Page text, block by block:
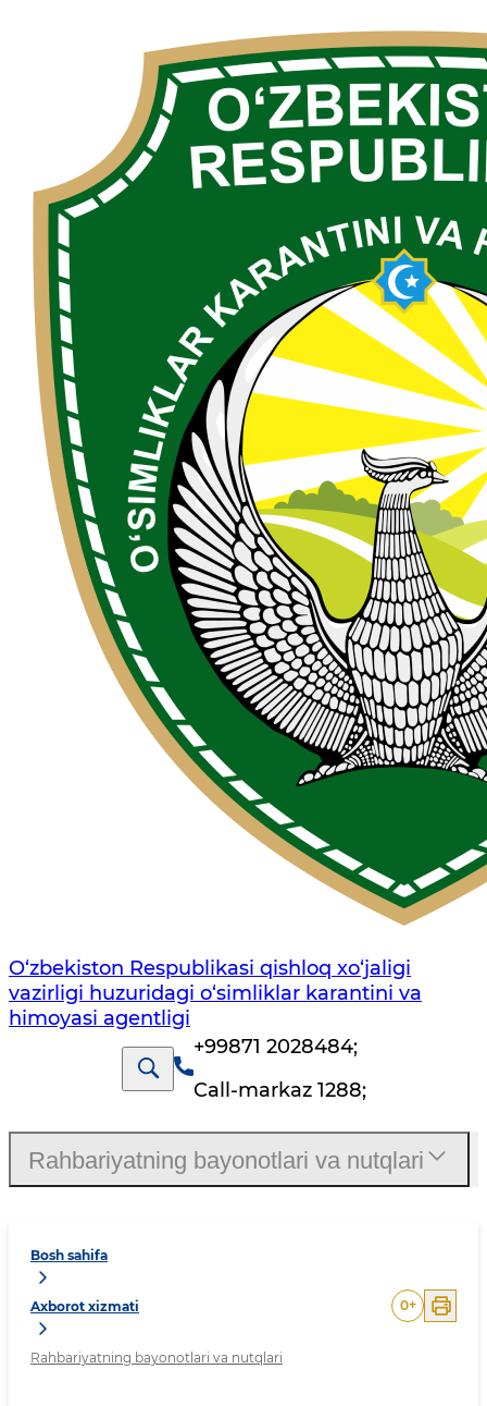
O‘zbekiston Respublikasi qishloq xo‘jaligi
vazirligi huzuridagi o‘simliklar karantini va
himoyasi agentligi
+99871 2028484;
Call-markaz 1288;
Bosh sahifa
Axborot xizmati
Rahbariyatning bayonotlari va nutqlari
0+
Rahbariyatning bayonotlari va nutqlari